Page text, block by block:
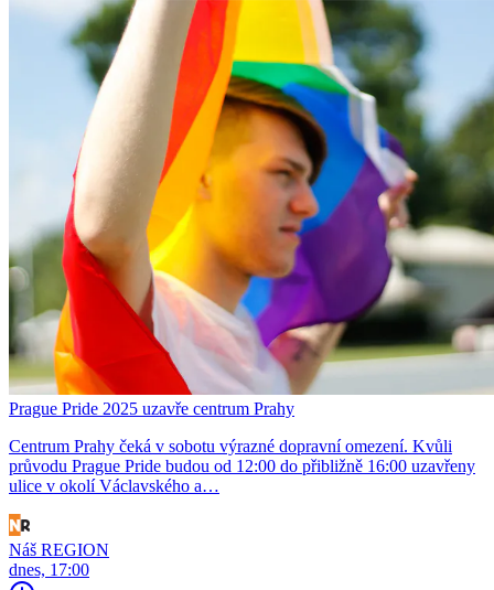
Prague Pride 2025 uzavře centrum Prahy
Centrum Prahy čeká v sobotu výrazné dopravní omezení. Kvůli
průvodu Prague Pride budou od 12:00 do přibližně 16:00 uzavřeny
ulice v okolí Václavského a…
Náš REGION
dnes, 17:00